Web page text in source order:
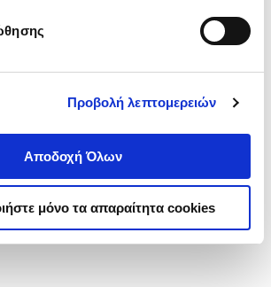
Προβολή λεπτομερειών
Αποδοχή Όλων
μόνο τα απαραίτητα cookies